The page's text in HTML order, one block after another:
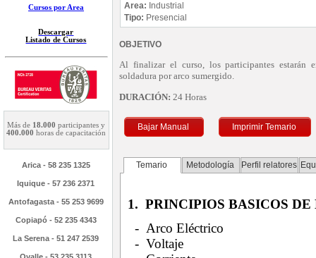
Cursos por Area
Descargar
Listado de Cursos
Más de 18.000 participantes y
400.000 horas de capacitación
Arica - 58 235 1325
Iquique - 57 236 2371
Antofagasta - 55 253 9699
Copiapó - 52 235 4343
La Serena - 51 247 2539
Area: Industrial
Tipo: Presencial
OBJETIVO
Al finalizar el curso, los participantes estarán
soldadura por arco sumergido.
DURACIÓN: 24 Horas
Bajar Manual Imprimir Temario
Temario Metodología Perfil relatores
1. PRINCIPIOS BASICOS
- Arco Eléctrico
- Voltaje